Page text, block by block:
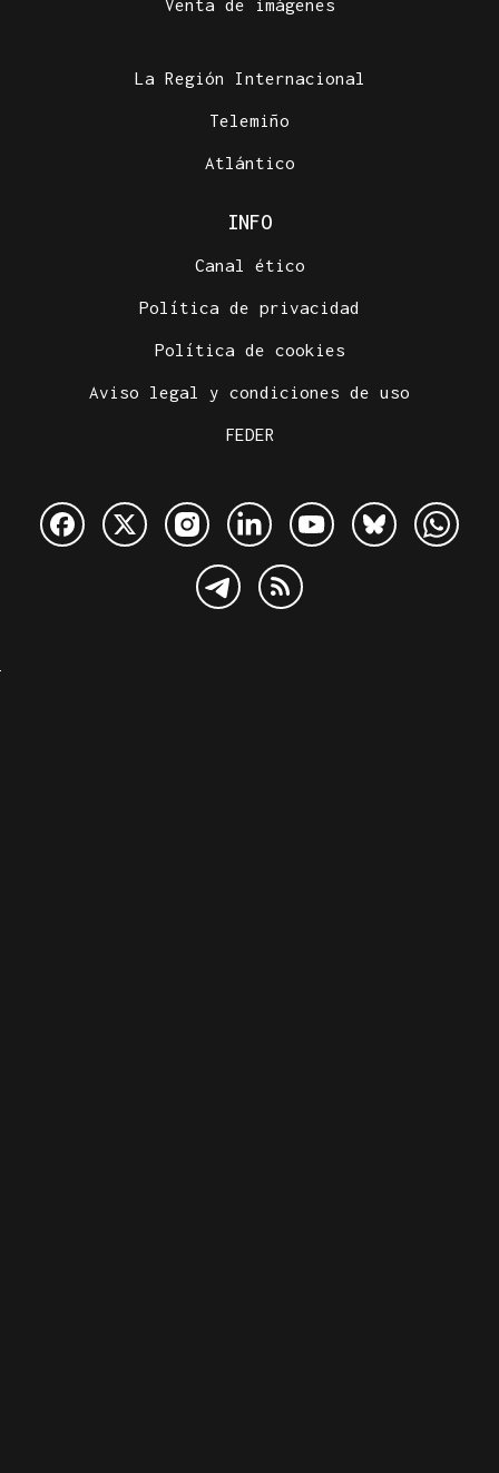
Venta de imágenes
La Región Internacional
Telemiño
Atlántico
INFO
Canal ético
Política de privacidad
Política de cookies
Aviso legal y condiciones de uso
FEDER